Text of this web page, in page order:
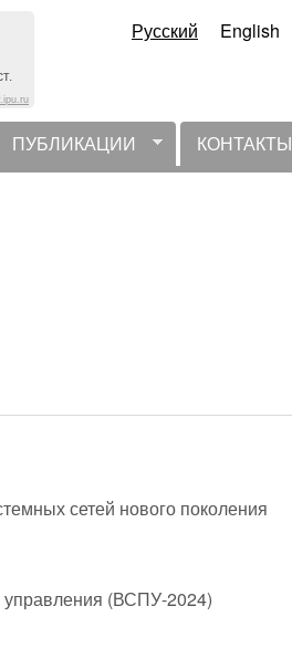
Русский English
ПУБЛИКАЦИИ КОНТАКТЫ
сетей нового поколения
(ВСПУ-2024)